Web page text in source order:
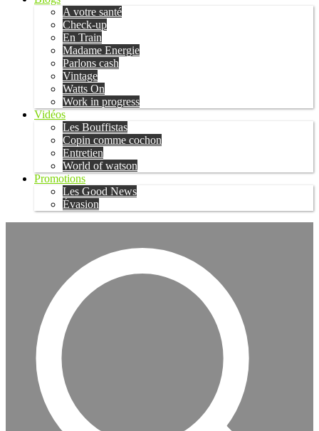
A votre santé
Check-up
En Train
Madame Energie
Parlons cash
Vintage
Watts On
Work in progress
Vidéos
Les Bouffistas
Copin comme cochon
Entretien
World of watson
Promotions
Les Good News
Évasion